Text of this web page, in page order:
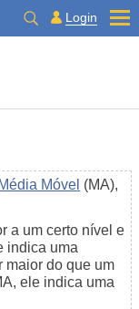
Login
Média Móvel (MA),
a um certo nível e
indica uma
maior do que um
ele indica uma